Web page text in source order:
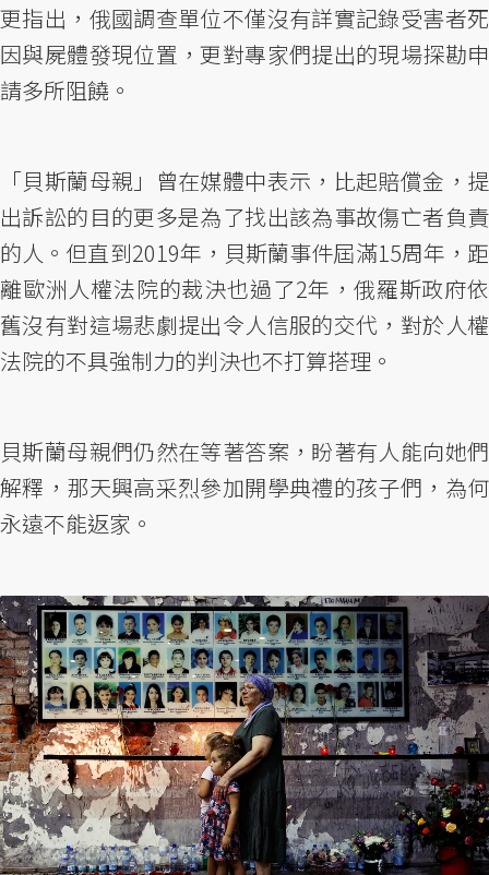
更指出，俄國調查單位不僅沒有詳實記錄受害者死
因與屍體發現位置，更對專家們提出的現場探勘申
請多所阻饒。
「貝斯蘭母親」曾在媒體中表示，比起賠償金，提
出訴訟的目的更多是為了找出該為事故傷亡者負責
的人。但直到2019年，貝斯蘭事件屆滿15周年，距
離歐洲人權法院的裁決也過了2年，俄羅斯政府依
舊沒有對這場悲劇提出令人信服的交代，對於人權
法院的不具強制力的判決也不打算搭理。
貝斯蘭母親們仍然在等著答案，盼著有人能向她們
解釋，那天興高采烈參加開學典禮的孩子們，為何
永遠不能返家。